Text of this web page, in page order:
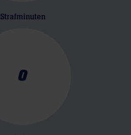
Strafminuten
0